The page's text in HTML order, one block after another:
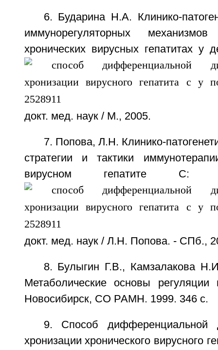
6. Бударина Н.А. Клинико-
иммунорегуляторных
хронических вирусных гепатитах у
докт. мед. наук / М., 2005.
7. Попова, Л.Н. Клинико-
стратегии и тактики
вирусном гепатите С:
докт. мед. наук / Л.Н. Попова. - СПб.,
8. Булыгин Г.В., Камзалакова
Метаболические основы регуляции
Новосибирск, СО РАМН. 1999. 346 с.
9. Способ дифференциальной
хронизации хронического вирусного